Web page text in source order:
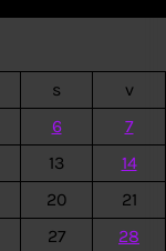
s
v
6
7
13
14
20
21
27
28